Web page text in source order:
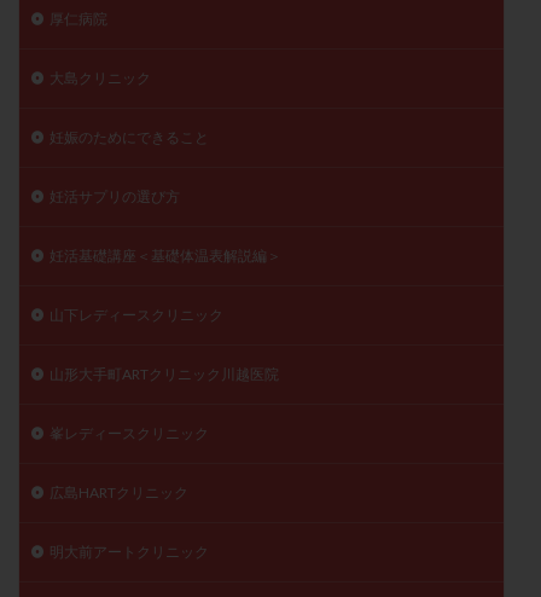
厚仁病院
大島クリニック
妊娠のためにできること
妊活サプリの選び方
妊活基礎講座＜基礎体温表解説編＞
山下レディースクリニック
山形大手町ARTクリニック川越医院
峯レディースクリニック
広島HARTクリニック
明大前アートクリニック